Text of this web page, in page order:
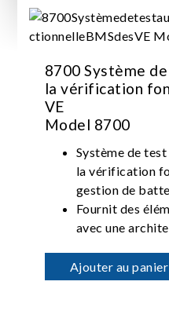
8700 Système
la vérification
VE
Model 8700
Système de
la vérification
gestion de
Fournit des
avec une
communication
CANFD,
Ajouter au panier